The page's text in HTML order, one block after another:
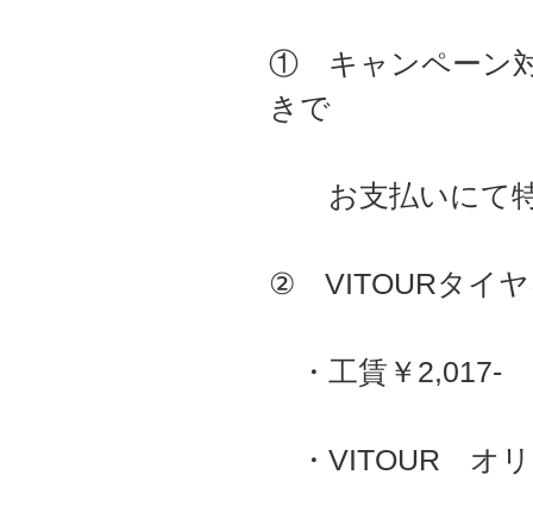
① キャンペーン対
きで
お支払いにて特
② VITOURタイヤ
・工賃￥2,017-
・VITOUR オリ